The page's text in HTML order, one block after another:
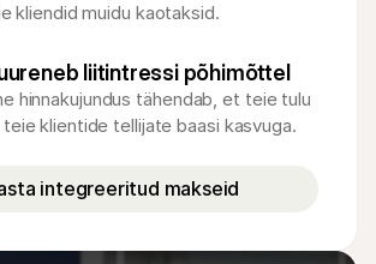
kliendid muidu kaotaksid.
liitintressi põhimõttel
hinnakujundus tähendab, et teie tulu
klientide tellijate baasi kasvuga.
integreeritud makseid